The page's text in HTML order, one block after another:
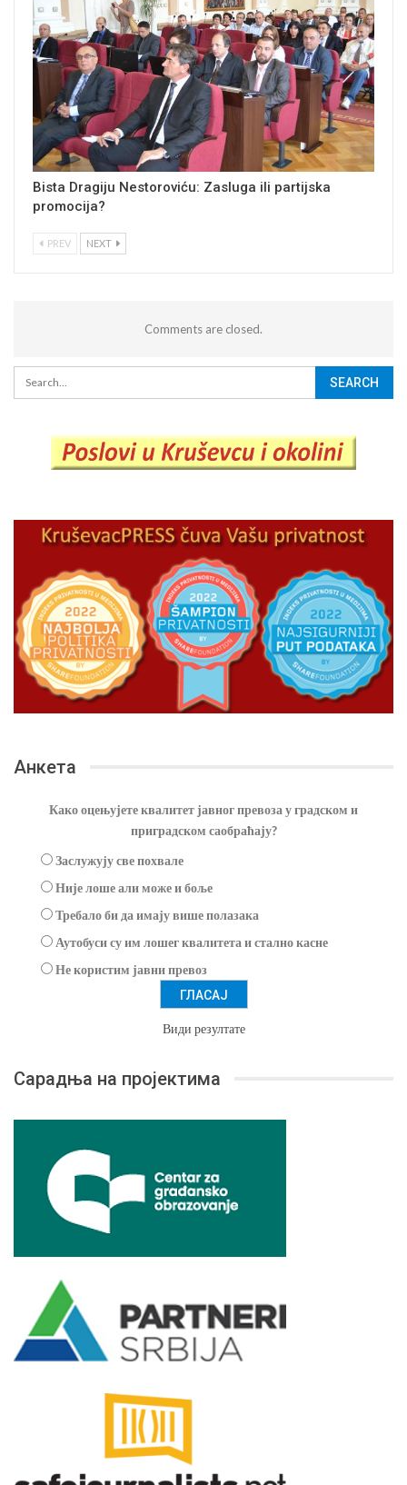
Bista Dragiju Nestoroviću: Zasluga ili partijska
promocija?
PREV NEXT
Comments are closed.
Анкета
Како оцењујете квалитет јавног превоза у градском и
приградском саобраћају?
Заслужују све похвале
Није лоше али може и боље
Требало би да имају више полазака
Аутобуси су им лошег квалитета и стално касне
Не користим јавни превоз
Види резултате
Сарадња на пројектима